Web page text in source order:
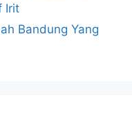
Irit
Bandung Yang